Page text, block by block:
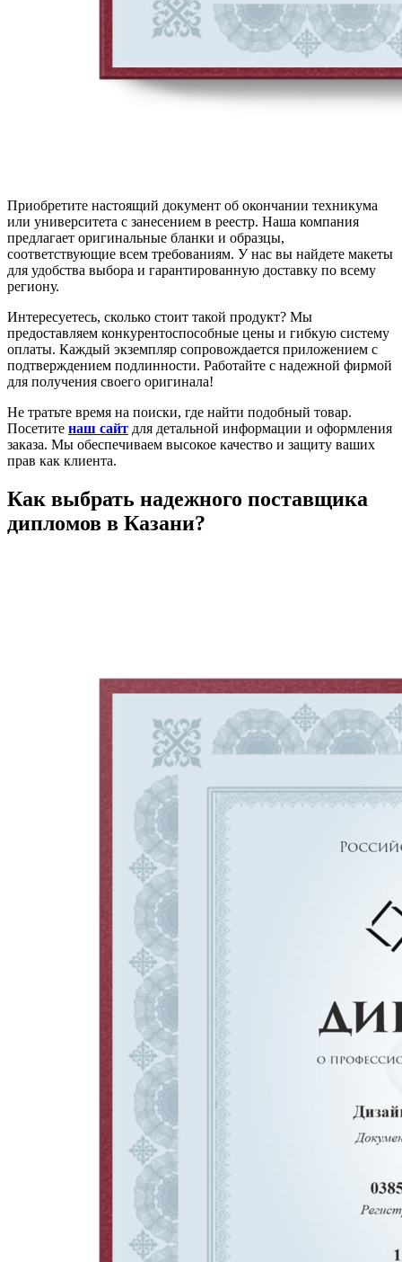
Приобретите настоящий документ об окончании техникума
или университета с занесением в реестр. Наша компания
предлагает оригинальные бланки и образцы,
соответствующие всем требованиям. У нас вы найдете макеты
для удобства выбора и гарантированную доставку по всему
региону.
Интересуетесь, сколько стоит такой продукт? Мы
предоставляем конкурентоспособные цены и гибкую систему
оплаты. Каждый экземпляр сопровождается приложением с
подтверждением подлинности. Работайте с надежной фирмой
для получения своего оригинала!
Не тратьте время на поиски, где найти подобный товар.
Посетите наш сайт для детальной информации и оформления
заказа. Мы обеспечиваем высокое качество и защиту ваших
прав как клиента.
Как выбрать надежного поставщика
дипломов в Казани?